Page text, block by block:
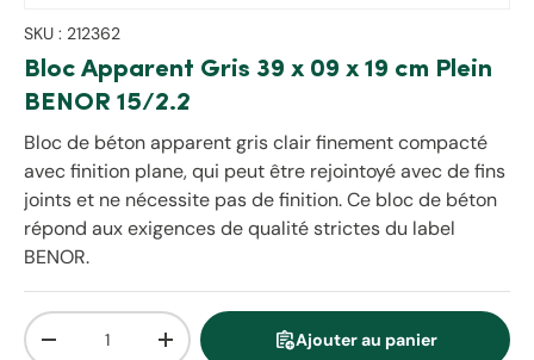
SKU : 212362
Bloc Apparent Gris 39 x 09 x 19 cm Plein
BENOR 15/2.2
Bloc de béton apparent gris clair finement compacté
avec finition plane, qui peut être rejointoyé avec de fins
joints et ne nécessite pas de finition. Ce bloc de béton
répond aux exigences de qualité strictes du label
BENOR.
Qté
Diminuer la quantitéAugmenter la quantité
assignment_addAjouter au panier